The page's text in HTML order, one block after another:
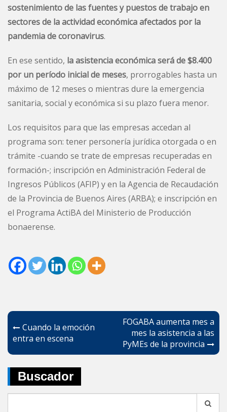
sostenimiento de las fuentes y puestos de trabajo en
sectores de la actividad económica afectados por la
pandemia de coronavirus.
En ese sentido, la asistencia económica será de $8.400
por un período inicial de meses, prorrogables hasta un
máximo de 12 meses o mientras dure la emergencia
sanitaria, social y económica si su plazo fuera menor.
Los requisitos para que las empresas accedan al
programa son: tener personería jurídica otorgada o en
trámite -cuando se trate de empresas recuperadas en
formación-; inscripción en Administración Federal de
Ingresos Públicos (AFIP) y en la Agencia de Recaudación
de la Provincia de Buenos Aires (ARBA); e inscripción en
el Programa ActiBA del Ministerio de Producción
bonaerense.
Navegación
de
entradas
Cuando la emoción
entra en escena
FOGABA aumenta mes a
mes la asistencia a las
PyMEs de la provincia
Buscador